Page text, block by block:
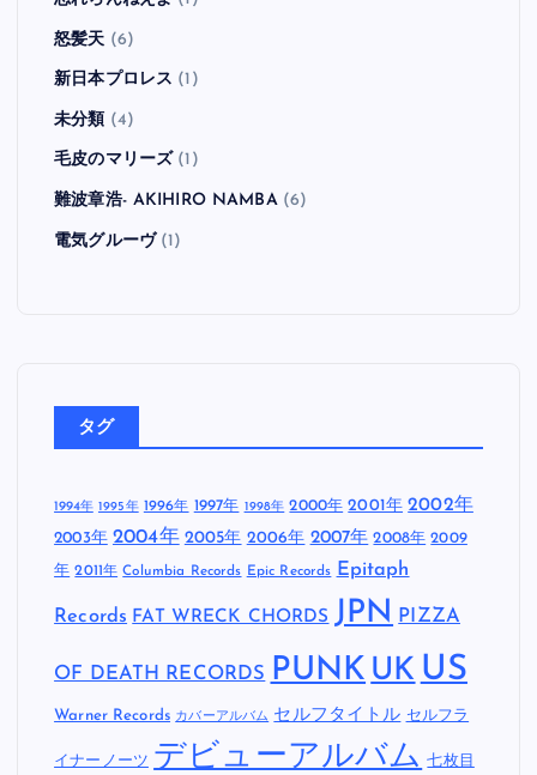
怒髪天 (6)
新日本プロレス (1)
未分類 (4)
毛皮のマリーズ (1)
難波章浩- AKIHIRO NAMBA(6)
電気グルーヴ(1)
タグ
1994年 1995年 1996年 1997年 1998年 2000年 2001年 2002年
2003年 2004年 2005年 2006年 2007年 2008年 2009
年 2011年 Columbia Records Epic Records Epitaph
Records FAT WRECK CHORDS JPN PIZZA
OF DEATH RECORDS PUNK UK US
Warner Records カバーアルバム セルフタイトル セルフラ
イナーノーツ デビューアルバム 七枚目